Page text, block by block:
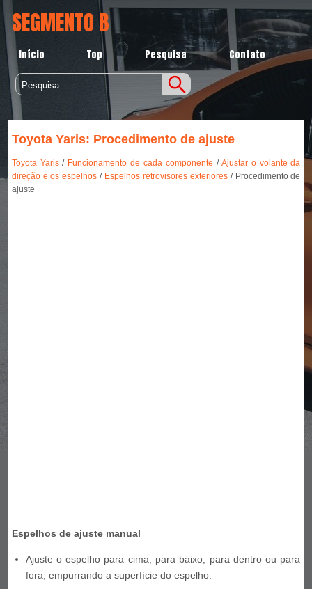
SEGMENTO B
Início Top Pesquisa Contato
Toyota Yaris: Procedimento de ajuste
Toyota Yaris/ Funcionamento de cada componente / Ajustar o volante da
direção e os espelhos / Espelhos retrovisores exteriores/ Procedimento de
ajuste
Espelhos de ajuste manual
Ajuste o espelho para cima, para baixo, para dentro ou para
fora, empurrando a superfície do espelho.